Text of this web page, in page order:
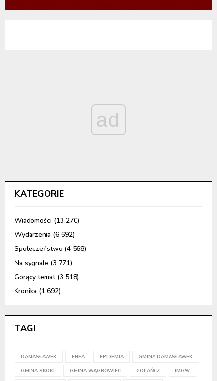
ad
KATEGORIE
Wiadomości (13 270)
Wydarzenia (6 692)
Społeczeństwo (4 568)
Na sygnale (3 771)
Gorący temat(3 518)
Kronika (1 692)
TAGI
DAMASŁAWEK ENEA EPIDEMIA GMINA DAMASŁAWEK
GMINA SKOKI GMINA WĄGROWIEC GOŁAŃCZ IMGW